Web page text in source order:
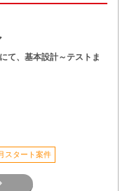
て、基本設計～テストま
スタート案件